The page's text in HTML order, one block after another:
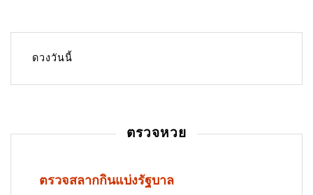
ดวงวันนี้
ตรวจหวย